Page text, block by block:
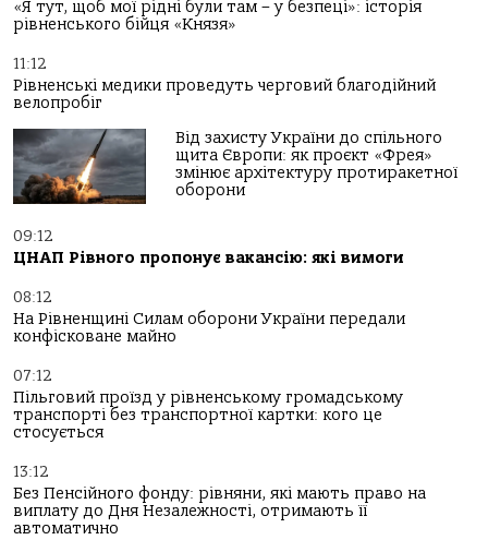
«Я тут, щоб мої рідні були там – у безпеці»: історія
рівненського бійця «Князя»
11:12
Рівненські медики проведуть черговий благодійний
велопробіг
Від захисту України до спільного
щита Європи: як проєкт «Фрея»
змінює архітектуру протиракетної
оборони
09:12
ЦНАП Рівного пропонує вакансію: які вимоги
08:12
На Рівненщині Силам оборони України передали
конфісковане майно
07:12
Пільговий проїзд у рівненському громадському
транспорті без транспортної картки: кого це
стосується
13:12
Без Пенсійного фонду: рівняни, які мають право на
виплату до Дня Незалежності, отримають її
автоматично